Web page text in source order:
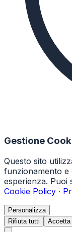
Gestione
Questo sito
funzionamento e
esperienza. Puoi
Cookie Policy ·
Personalizza
Rifiuta tutti
Accetta